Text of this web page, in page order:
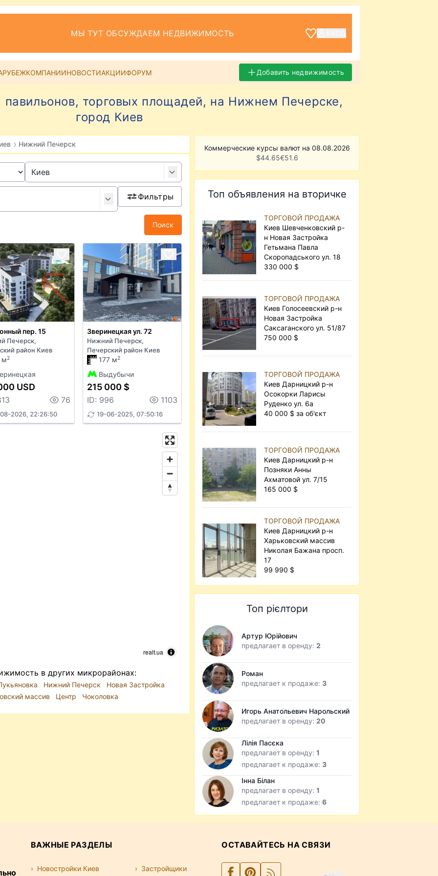
МЫ ТУТ ОБСУЖДАЕМ НЕДВИЖИМОСТЬ
КОМПАНИИНОВОСТИАКЦИИФОРУМ Добавить недвижимость
торговых площадей, на Нижнем Печерске,
город Киев
› Нижний Печерск
Фильтры
Поиск
пер. 15
Печерск,
район Киев
м2
USD
76
2026, 22:26:50
Зверинецкая ул. 72
Нижний Печерск,
Печерский район Киев
177 м2
Выдубычи
215 000 $
ID: 996 1103
19-06-2025, 07:50:16
realt.ua
в других микрорайонах:
Нижний Печерск
Новая Застройка
массив Центр Чоколовка
Коммерческие курсы валют на 08.08.2026
$44.65€51.6
Топ объявления на вторичке
ТОРГОВОЙ ПРОДАЖА
Киев Шевченковский р-
н Новая Застройка
Гетьмана Павла
Скоропадського ул. 18
330 000 $
ТОРГОВОЙ ПРОДАЖА
Киев Голосеевский р-н
Новая Застройка
Саксаганского ул. 51/87
750 000 $
ТОРГОВОЙ ПРОДАЖА
Киев Дарницкий р-н
Осокорки Ларисы
Руденко ул. 6а
40 000 $ за об'єкт
ТОРГОВОЙ ПРОДАЖА
Киев Дарницкий р-н
Позняки Анны
Ахматовой ул. 7/15
165 000 $
ТОРГОВОЙ ПРОДАЖА
Киев Дарницкий р-н
Харьковский массив
Николая Бажана просп.
17
99 990 $
Топ рієлтори
Артур Юрійович
предлагает в оренду:2
Роман
предлагает к продаже: 3
Игорь Анатольевич Нарольский
предлагает в оренду:20
Лілія Пасєка
предлагает в оренду:1
предлагает к продаже: 3
Інна Білан
предлагает в оренду:1
предлагает к продаже:6
ВАЖНЫЕ РАЗДЕЛЫ
Новостройки Киев Застройщики
ОСТАВАЙТЕСЬ НА СВЯЗИ